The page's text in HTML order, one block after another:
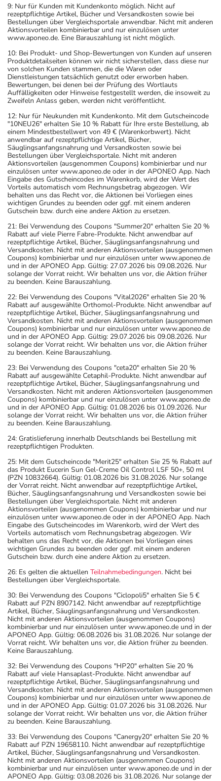
9: Nur für Kunden mit Kundenkonto möglich. Nicht auf
rezeptpflichtige Artikel, Bücher und Versandkosten sowie bei
Bestellungen über Vergleichsportale anwendbar. Nicht mit anderen
Aktionsvorteilen kombinierbar und nur einzulösen unter
www.aponeo.de. Eine Barauszahlung ist nicht möglich.
10: Bei Produkt- und Shop-Bewertungen von Kunden auf unseren
Produktdetailseiten können wir nicht sicherstellen, dass diese nur
von solchen Kunden stammen, die die Waren oder
Dienstleistungen tatsächlich genutzt oder erworben haben.
Bewertungen, bei denen bei der Prüfung des Wortlauts
Auffälligkeiten oder Hinweise festgestellt werden, die insoweit zu
Zweifeln Anlass geben, werden nicht veröffentlicht.
12: Nur für Neukunden mit Kundenkonto. Mit dem Gutscheincode
"10NEU26" erhalten Sie 10 % Rabatt für Ihre erste Bestellung, ab
einem Mindestbestellwert von 49 € (Warenkorbwert). Nicht
anwendbar auf rezeptpflichtige Artikel, Bücher,
Säuglingsanfangsnahrung und Versandkosten sowie bei
Bestellungen über Vergleichsportale. Nicht mit anderen
Aktionsvorteilen (ausgenommen Coupons) kombinierbar und nur
einzulösen unter www.aponeo.de oder in der APONEO App. Nach
Eingabe des Gutscheincodes im Warenkorb, wird der Wert des
Vorteils automatisch vom Rechnungsbetrag abgezogen. Wir
behalten uns das Recht vor, die Aktionen bei Vorliegen eines
wichtigen Grundes zu beenden oder ggf. mit einem anderen
Gutschein bzw. durch eine andere Aktion zu ersetzen.
21: Bei Verwendung des Coupons "Summer20" erhalten Sie 20 %
Rabatt auf viele Pierre Fabre-Produkte. Nicht anwendbar auf
rezeptpflichtige Artikel, Bücher, Säuglingsanfangsnahrung und
Versandkosten. Nicht mit anderen Aktionsvorteilen (ausgenommen
Coupons) kombinierbar und nur einzulösen unter www.aponeo.de
und in der APONEO App. Gültig: 27.07.2026 bis 09.08.2026. Nur
solange der Vorrat reicht. Wir behalten uns vor, die Aktion früher
zu beenden. Keine Barauszahlung.
22: Bei Verwendung des Coupons "Vital2026" erhalten Sie 20 %
Rabatt auf ausgewählte Orthomol-Produkte. Nicht anwendbar auf
rezeptpflichtige Artikel, Bücher, Säuglingsanfangsnahrung und
Versandkosten. Nicht mit anderen Aktionsvorteilen (ausgenommen
Coupons) kombinierbar und nur einzulösen unter www.aponeo.de
und in der APONEO App. Gültig: 29.07.2026 bis 09.08.2026. Nur
solange der Vorrat reicht. Wir behalten uns vor, die Aktion früher
zu beenden. Keine Barauszahlung.
23: Bei Verwendung des Coupons "ceta20" erhalten Sie 20 %
Rabatt auf ausgewählte Cetaphil-Produkte. Nicht anwendbar auf
rezeptpflichtige Artikel, Bücher, Säuglingsanfangsnahrung und
Versandkosten. Nicht mit anderen Aktionsvorteilen (ausgenommen
Coupons) kombinierbar und nur einzulösen unter www.aponeo.de
und in der APONEO App. Gültig: 01.08.2026 bis 01.09.2026. Nur
solange der Vorrat reicht. Wir behalten uns vor, die Aktion früher
zu beenden. Keine Barauszahlung.
24: Gratislieferung innerhalb Deutschlands bei Bestellung mit
rezeptpflichtigen Produkten.
25: Mit dem Gutscheincode "Merit25" erhalten Sie 25 % Rabatt auf
das Produkt Eucerin Sun Gel-Creme Oil Control LSF 50+, 50 ml
(PZN 10832664). Gültig: 01.08.2026 bis 31.08.2026. Nur solange
der Vorrat reicht. Nicht anwendbar auf rezeptpflichtige Artikel,
Bücher, Säuglingsanfangsnahrung und Versandkosten sowie bei
Bestellungen über Vergleichsportale. Nicht mit anderen
Aktionsvorteilen (ausgenommen Coupons) kombinierbar und nur
einzulösen unter www.aponeo.de oder in der APONEO App. Nach
Eingabe des Gutscheincodes im Warenkorb, wird der Wert des
Vorteils automatisch vom Rechnungsbetrag abgezogen. Wir
behalten uns das Recht vor, die Aktionen bei Vorliegen eines
wichtigen Grundes zu beenden oder ggf. mit einem anderen
Gutschein bzw. durch eine andere Aktion zu ersetzen.
26: Es gelten die aktuellen Teilnahmebedingungen. Nicht bei
Bestellungen über Vergleichsportale.
30: Bei Verwendung des Coupons "Ciclopoli5" erhalten Sie 5 €
Rabatt auf PZN 8907142. Nicht anwendbar auf rezeptpflichtige
Artikel, Bücher, Säuglingsanfangsnahrung und Versandkosten.
Nicht mit anderen Aktionsvorteilen (ausgenommen Coupons)
kombinierbar und nur einzulösen unter www.aponeo.de und in der
APONEO App. Gültig: 06.08.2026 bis 31.08.2026. Nur solange der
Vorrat reicht. Wir behalten uns vor, die Aktion früher zu beenden.
Keine Barauszahlung.
32: Bei Verwendung des Coupons "HP20" erhalten Sie 20 %
Rabatt auf viele Hansaplast-Produkte. Nicht anwendbar auf
rezeptpflichtige Artikel, Bücher, Säuglingsanfangsnahrung und
Versandkosten. Nicht mit anderen Aktionsvorteilen (ausgenommen
Coupons) kombinierbar und nur einzulösen unter www.aponeo.de
und in der APONEO App. Gültig: 01.07.2026 bis 31.08.2026. Nur
solange der Vorrat reicht. Wir behalten uns vor, die Aktion früher
zu beenden. Keine Barauszahlung.
33: Bei Verwendung des Coupons "Canergy20" erhalten Sie 20 %
Rabatt auf PZN 19658110. Nicht anwendbar auf rezeptpflichtige
Artikel, Bücher, Säuglingsanfangsnahrung und Versandkosten.
Nicht mit anderen Aktionsvorteilen (ausgenommen Coupons)
kombinierbar und nur einzulösen unter www.aponeo.de und in der
APONEO App. Gültig: 03.08.2026 bis 31.08.2026. Nur solange der